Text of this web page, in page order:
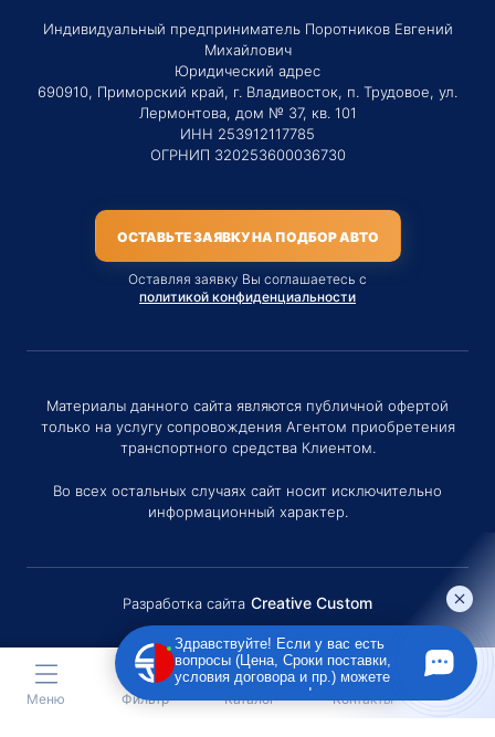
Индивидуальный предприниматель Поротников Евгений
Михайлович
Юридический адрес
690910, Приморский край, г. Владивосток, п. Трудовое, ул.
Лермонтова, дом № 37, кв. 101
ИНН 253912117785
ОГРНИП 320253600036730
ОСТАВЬТЕ ЗАЯВКУ НА ПОДБОР АВТО
Оставляя заявку Вы соглашаетесь с
политикой конфиденциальности
Материалы данного сайта являются публичной офертой
только на услугу сопровождения Агентом приобретения
транспортного средства Клиентом.
Во всех остальных случаях сайт носит исключительно
информационный характер.
Разработка сайта Creative Custom
Меню Фильтр Каталог Контакты
Здравствуйте! Если у вас есть
вопросы (Цена, Сроки поставки,
условия договора и пр.) можете
задать их мне в чат!